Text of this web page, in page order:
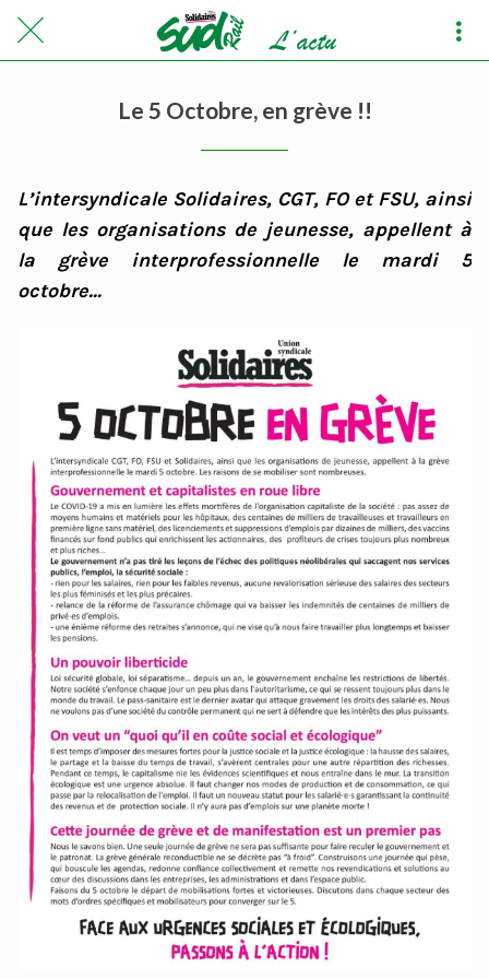
Le 5 Octobre, en grève !!
L’intersyndicale Solidaires, CGT, FO et FSU, ainsi
que les organisations de jeunesse, appellent à
la grève interprofessionnelle le mardi 5
octobre...